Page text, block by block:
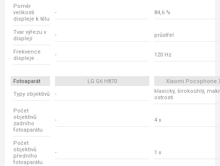
Poměr
velikosti
displeje k tělu
- 84,6 %
Tvar výřezu v
displeji
- průstřel
Frekvence
displeje
- 120 Hz
Fotoaparát LG G6 H870
Xiaomi Pocophone
Typy objektivů
-
klasický, širokoúhlý,
ostrosti
Počet
objektivů
zadního
fotoaparátu
- 4 x
Počet
objektivů
předního
fotoaparátu
- 1 x